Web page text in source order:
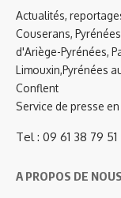
Actualités,
Couserans,
d'Ariège-Pyrénées,
Limouxin,Pyrénées
Conflent
Service de presse en
Tel : 09 61 38 79 51
A PROPOS DE NOUS